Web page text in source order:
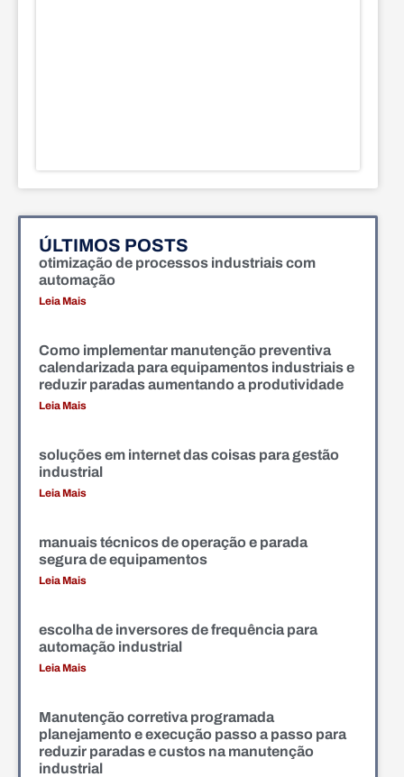
ÚLTIMOS POSTS
otimização de processos industriais com
automação
Leia Mais
Como implementar manutenção preventiva
calendarizada para equipamentos industriais e
reduzir paradas aumentando a produtividade
Leia Mais
soluções em internet das coisas para gestão
industrial
Leia Mais
manuais técnicos de operação e parada
segura de equipamentos
Leia Mais
escolha de inversores de frequência para
automação industrial
Leia Mais
Manutenção corretiva programada
planejamento e execução passo a passo para
reduzir paradas e custos na manutenção
industrial